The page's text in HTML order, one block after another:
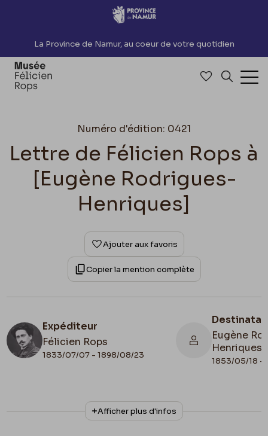
Accèder directement au contenu
La Province de Namur, au coeur de votre quotidien
Accéder à
Numéro d'édition: 0421
Lettre de Félicien Rops à
[Eugène Rodrigues-
Henriques]
Ajouter aux favoris
Copier la mention complète
Expéditeur
Félicien Rops
1833/07/07 - 1898/08/23
Eugène
Henriques
1853/05/18 -
N° d'inventaire
Amis/RAM/126
Collationnage
Autographe
Afficher plus d'infos